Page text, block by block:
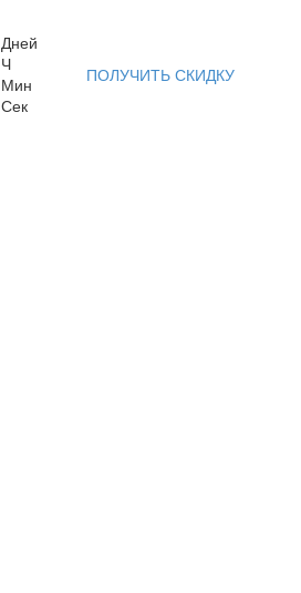
Дней
Ч
Мин
Сек
ПОЛУЧИТЬ СКИДКУ